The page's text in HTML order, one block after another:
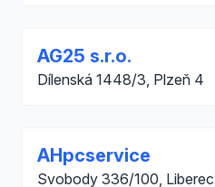
AG25 s.r.o.
Dílenská 1448/3, Plzeň 4
AHpcservice
Svobody 336/100,